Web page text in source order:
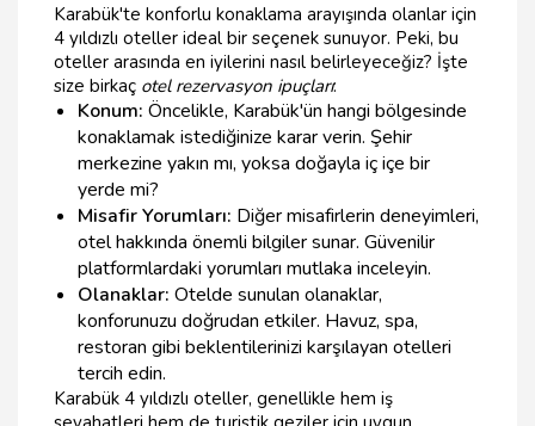
Karabük'te konforlu konaklama arayışında olanlar için
4 yıldızlı oteller ideal bir seçenek sunuyor. Peki, bu
oteller arasında en iyilerini nasıl belirleyeceğiz? İşte
size birkaç otel rezervasyon ipuçları:
Konum: Öncelikle, Karabük'ün hangi bölgesinde
konaklamak istediğinize karar verin. Şehir
merkezine yakın mı, yoksa doğayla iç içe bir
yerde mi?
Misafir Yorumları: Diğer misafirlerin deneyimleri,
otel hakkında önemli bilgiler sunar. Güvenilir
platformlardaki yorumları mutlaka inceleyin.
Olanaklar: Otelde sunulan olanaklar,
konforunuzu doğrudan etkiler. Havuz, spa,
restoran gibi beklentilerinizi karşılayan otelleri
tercih edin.
Karabük 4 yıldızlı oteller, genellikle hem iş